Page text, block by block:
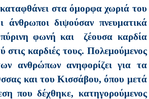
στα όμορφα χωριά του
άνθρωποι διψούσαν πνευματικά
φωνή και ζέουσα καρδία
στις καρδιές τους. Πολεμούμενος
ανθρώπων ανηφορίζει για τα
και του Κισσάβου, όπου μετά
που δέχθηκε, κατηγορούμενος